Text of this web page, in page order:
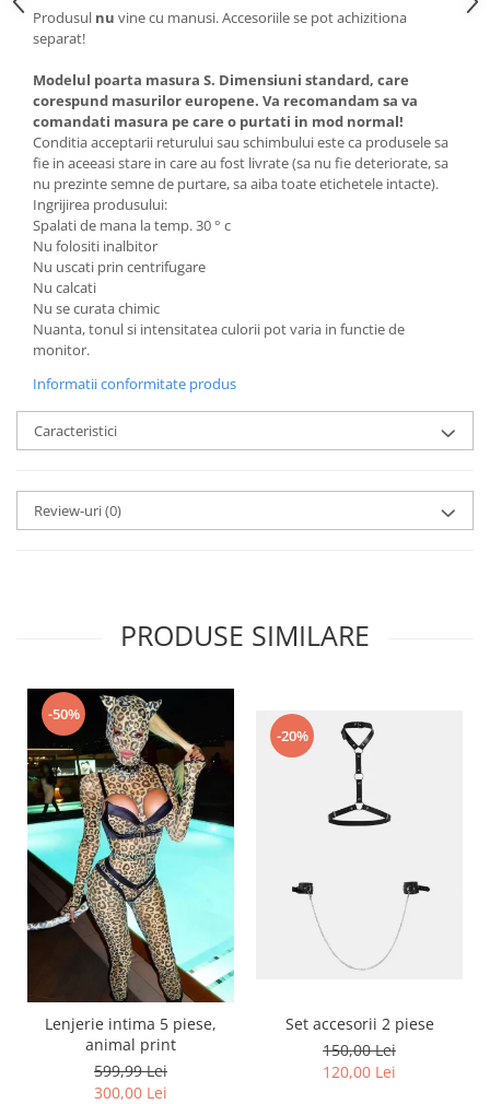
Produsul nu vine cu manusi. Accesoriile se pot achizitiona
separat!
Modelul poarta masura S. Dimensiuni standard, care
corespund masurilor europene. Va recomandam sa va
comandati masura pe care o purtati in mod normal!
Conditia acceptarii returului sau schimbului este ca produsele sa
fie in aceeasi stare in care au fost livrate (sa nu fie deteriorate, sa
nu prezinte semne de purtare, sa aiba toate etichetele intacte).
Ingrijirea produsului:
Spalati de mana la temp. 30 ° c
Nu folositi inalbitor
Nu uscati prin centrifugare
Nu calcati
Nu se curata chimic
Nuanta, tonul si intensitatea culorii pot varia in functie de
monitor.
Informatii conformitate produs
Caracteristici
Review-uri(0)
PRODUSE SIMILARE
-50%
Lenjerie intima 5 piese,
animal print
599,99 Lei
300,00 Lei
-20%
Set accesorii 2 piese
150,00 Lei
120,00 Lei